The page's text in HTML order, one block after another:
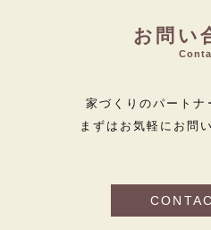
お問い
家づくりのパートナ
まずはお気軽にお問